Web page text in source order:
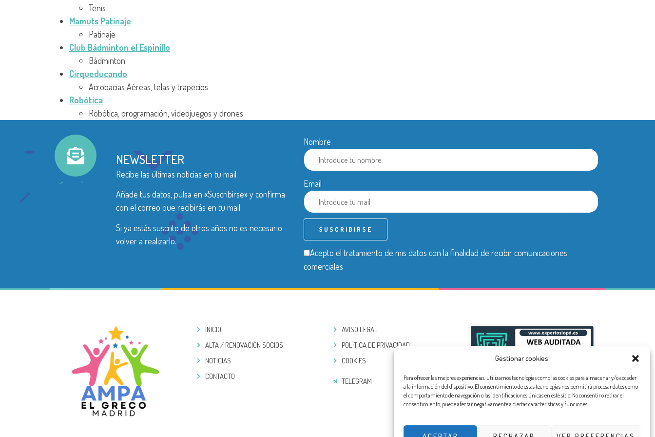
Gestionar cookies
Para ofrecer las mejores experiencias, utilizamos tecnologías como las cookies para almacenar y/o acceder
a la información del dispositivo. El consentimiento de estas tecnologías nos permitirá procesar datos como
el comportamiento de navegación o las identificaciones únicas en este sitio. No consentir o retirar el
consentimiento, puede afectar negativamente a ciertas características y funciones.
Tenis
Mamuts Patinaje
Patinaje
Club Bádminton el Espinillo
Bádminton
Cirqueducando
Acrobacias Aéreas, telas y trapecios
Robótica
Robótica, programación, videojuegos y drones
NEWSLETTER
Recibe las últimas noticias en tu mail.
Añade tus datos, pulsa en «Suscribirse» y confirma
con el correo que recibirás en tu mail.
Si ya estás suscrito de otros años no es necesario
volver a realizarlo.
Nombre
Email
Acepto el tratamiento de mis datos con la finalidad de recibir comunicaciones
comerciales
INICIO
ALTA / RENOVACIÓN SOCIOS
NOTICIAS
CONTACTO
AVISO LEGAL
POLÍTICA DE PRIVACIDAD
COOKIES
TELEGRAM